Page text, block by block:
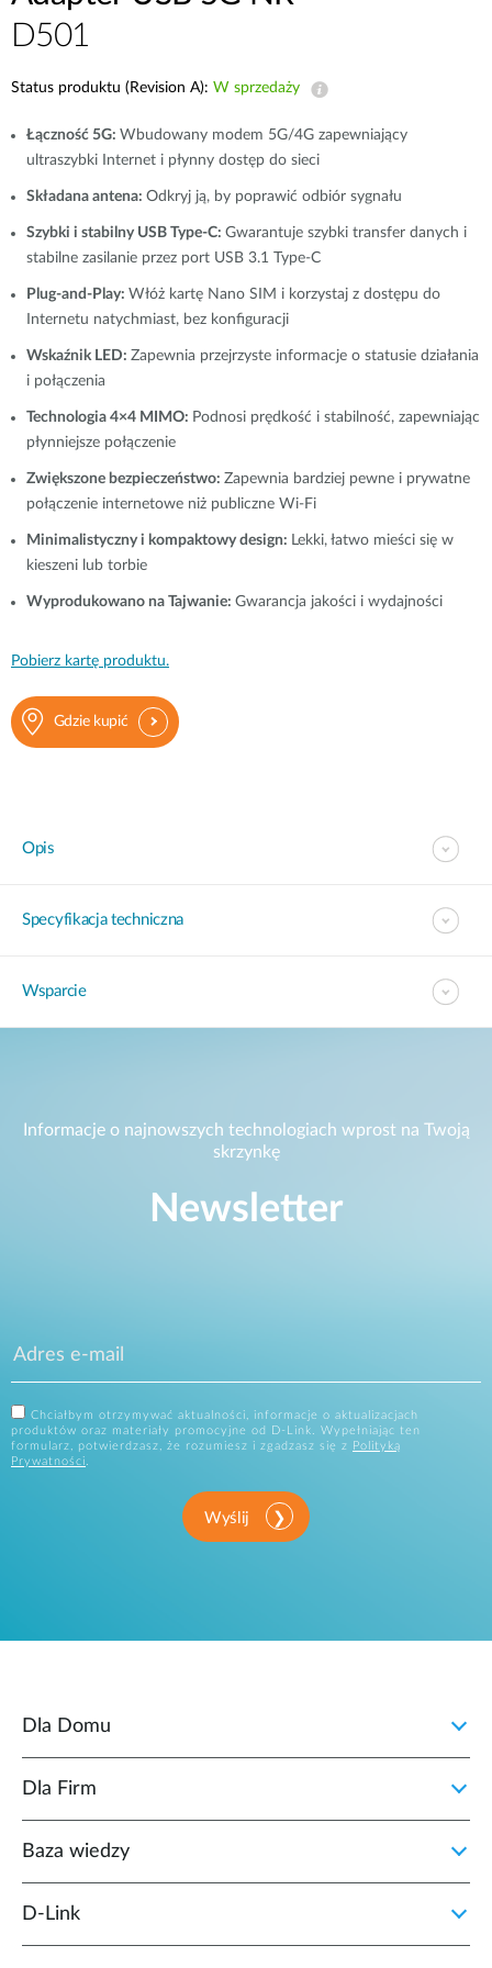
D501
Status produktu (Revision A): W sprzedaży
Łączność 5G: Wbudowany modem 5G/4G zapewniający
ultraszybki Internet i płynny dostęp do sieci
Składana antena: Odkryj ją, by poprawić odbiór sygnału
Szybki i stabilny USB Type‑C: Gwarantuje szybki transfer danych i
stabilne zasilanie przez port USB 3.1 Type‑C
Plug‑and‑Play: Włóż kartę Nano SIM i korzystaj z dostępu do
Internetu natychmiast, bez konfiguracji
Wskaźnik LED: Zapewnia przejrzyste informacje o statusie działania
i połączenia
Technologia 4×4 MIMO: Podnosi prędkość i stabilność, zapewniając
płynniejsze połączenie
Zwiększone bezpieczeństwo: Zapewnia bardziej pewne i prywatne
połączenie internetowe niż publiczne Wi‑Fi
Minimalistyczny i kompaktowy design: Lekki, łatwo mieści się w
kieszeni lub torbie
Wyprodukowano na Tajwanie: Gwarancja jakości i wydajności
Pobierz kartę produktu.
Gdzie kupić
Opis
Specyfikacja techniczna
Wsparcie
Informacje o najnowszych technologiach wprost na Twoją
skrzynkę
Newsletter
Chciałbym otrzymywać aktualności, informacje o aktualizacjach
produktów oraz materiały promocyjne od D-Link. Wypełniając ten
formularz, potwierdzasz, że rozumiesz i zgadzasz się z
Polityką
Prywatności.
Wyślij
Dla Domu
Dla Firm
Baza wiedzy
D‑Link